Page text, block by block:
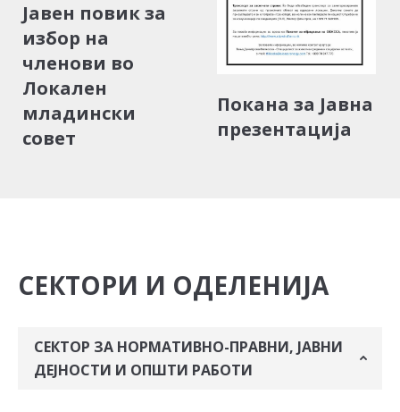
Јавен повик за
избор на
членови во
Локален
младински
совет
Покана за Јавна
презентација
СЕКТОРИ И ОДЕЛЕНИЈА
СЕКТОР ЗА НОРМАТИВНО-ПРАВНИ, ЈАВНИ
ДЕЈНОСТИ И ОПШТИ РАБОТИ